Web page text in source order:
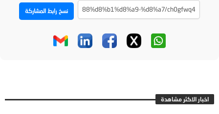
نسخ رابط المشاركة
اخبار الاكثر مشاهدة